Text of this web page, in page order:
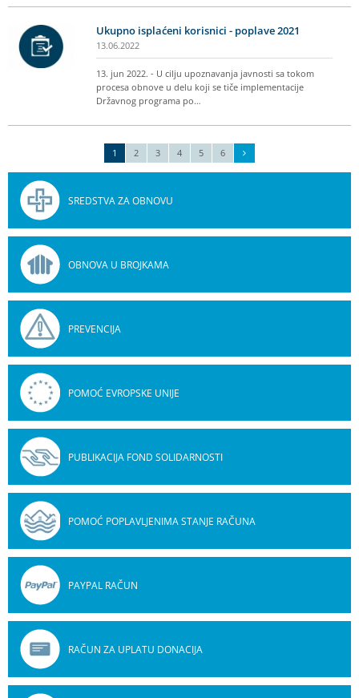
Ukupno isplaćeni korisnici - poplave 2021
13.06.2022
13. jun 2022. - U cilju upoznavanja javnosti sa tokom
procesa obnove u delu koji se tiče implementacije
Državnog programa po…
1 2 3 4 5 6
SREDSTVA ZA OBNOVU
OBNOVA U BROJKAMA
PREVENCIJA
POMOĆ EVROPSKE UNIJE
PUBLIKACIJA FOND SOLIDARNOSTI
POMOĆ POPLAVLJENIMA STANJE RAČUNA
PAYPAL RAČUN
RAČUN ZA UPLATU DONACIJA